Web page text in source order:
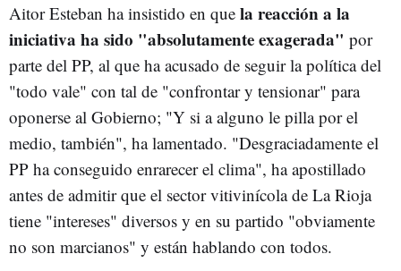
Aitor Esteban ha insistido en que la reacción a la
iniciativa ha sido "absolutamente exagerada" por
parte del PP, al que ha acusado de seguir la política del
"todo vale" con tal de "confrontar y tensionar" para
oponerse al Gobierno; "Y si a alguno le pilla por el
medio, también", ha lamentado. "Desgraciadamente el
PP ha conseguido enrarecer el clima", ha apostillado
antes de admitir que el sector vitivinícola de La Rioja
tiene "intereses" diversos y en su partido "obviamente
no son marcianos" y están hablando con todos.